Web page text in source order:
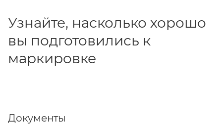
Узнайте, насколько хорошо
вы подготовились к
маркировке
Документы